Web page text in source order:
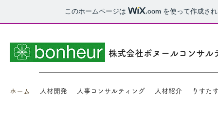
このホームページは .com を使って作成さ
株式会社ボヌールコンサル
ホーム 人材開発 人事コンサルティング 人材紹介 りすた